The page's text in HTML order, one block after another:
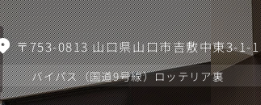
〒753-0813山口県山口市吉敷中東3-1-1
バイパス（国道9号線）ロッテリア裏